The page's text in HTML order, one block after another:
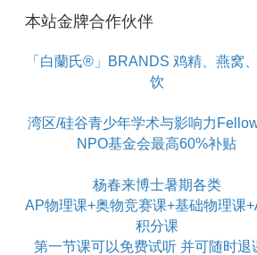
本站金牌合作伙伴
「白蘭氏®」BRANDS 鸡精、燕窝
饮
湾区/硅谷青少年学术与影响力
NPO基金会最高60%补贴
杨春来博士暑期各类
AP物理课+奥物竞赛课+基础物理课
积分课
第一节课可以免费试听 并可随时退